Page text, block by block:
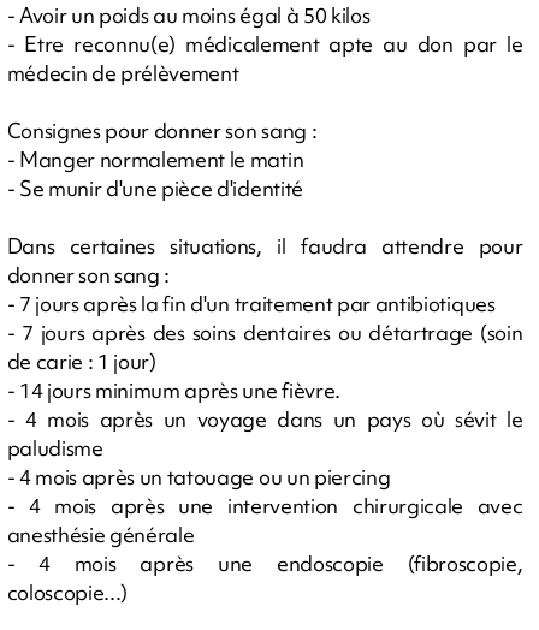
- Avoir un poids au moins égal à 50 kilos
- Etre reconnu(e) médicalement apte au don par le
médecin de prélèvement
Consignes pour donner son sang :
- Manger normalement le matin
- Se munir d'une pièce d'identité
Dans certaines situations, il faudra attendre pour
donner son sang :
- 7 jours après la fin d'un traitement par antibiotiques
- 7 jours après des soins dentaires ou détartrage (soin
de carie : 1 jour)
- 14 jours minimum après une fièvre.
- 4 mois après un voyage dans un pays où sévit le
paludisme
- 4 mois après un tatouage ou un piercing
- 4 mois après une intervention chirurgicale avec
anesthésie générale
- 4 mois après une endoscopie (fibroscopie,
coloscopie...)